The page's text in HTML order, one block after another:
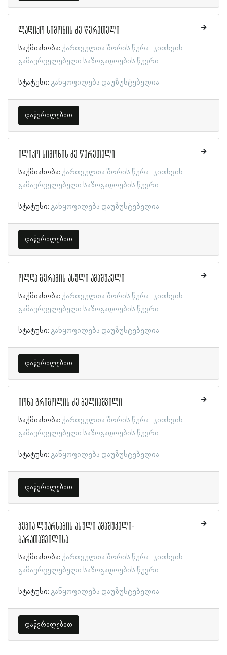
ლადიკო სიმონის ძე წერეთელი
საქმიანობა: ქართველთა შორის წერა-კითხვის
გამავრცელებელი საზოგადოების წევრი
სტატუსი: განყოფილება დაუზუსტებელია
დაწვრილებით
ილიკო სიმონის ძე წერეთელი
საქმიანობა: ქართველთა შორის წერა-კითხვის
გამავრცელებელი საზოგადოების წევრი
სტატუსი: განყოფილება დაუზუსტებელია
დაწვრილებით
ოლღა გურამის ასული ამაშუკელი
საქმიანობა: ქართველთა შორის წერა-კითხვის
გამავრცელებელი საზოგადოების წევრი
სტატუსი: განყოფილება დაუზუსტებელია
დაწვრილებით
იონა გრიგოლის ძე ბელიაშვილი
საქმიანობა: ქართველთა შორის წერა-კითხვის
გამავრცელებელი საზოგადოების წევრი
სტატუსი: განყოფილება დაუზუსტებელია
დაწვრილებით
პუპია ლუარსაბის ასული ამაშუკელი-
ბარათაშვილისა
საქმიანობა: ქართველთა შორის წერა-კითხვის
გამავრცელებელი საზოგადოების წევრი
სტატუსი: განყოფილება დაუზუსტებელია
დაწვრილებით